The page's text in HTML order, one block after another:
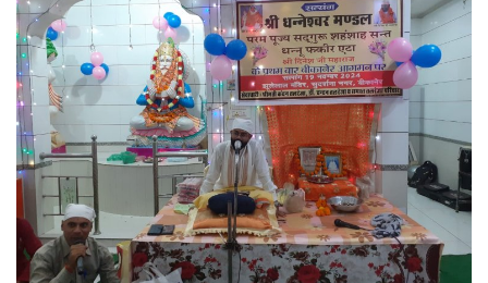
Sindhi Sant
Sindhi Literature
Personalities
Travel
Sindhi Videos